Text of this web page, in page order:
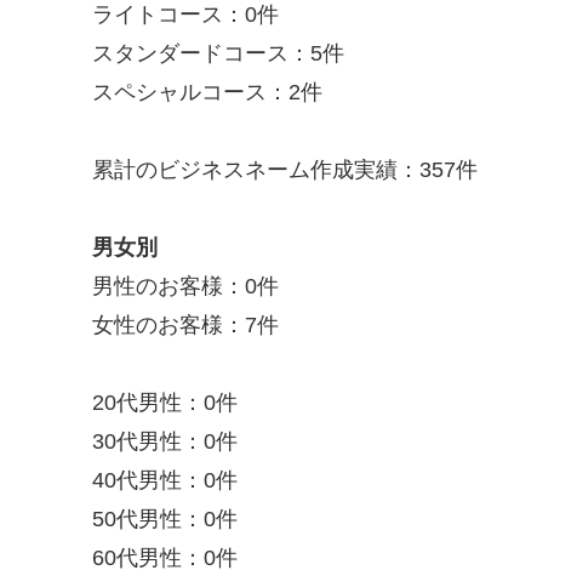
ライトコース：0件
スタンダードコース：5件
スペシャルコース：2件
累計のビジネスネーム作成実績：357件
男女別
男性のお客様：0件
女性のお客様：7件
20代男性：0件
30代男性：0件
40代男性：0件
50代男性：0件
60代男性：0件